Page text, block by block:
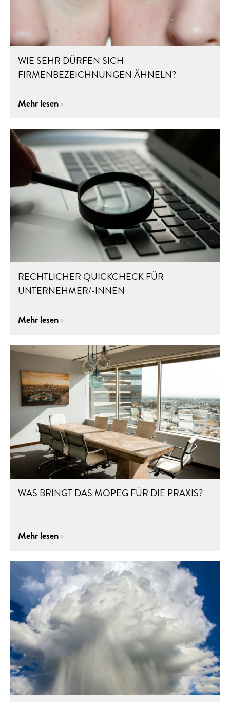
WIE SEHR DÜRFEN SICH
FIRMENBEZEICHNUNGEN ÄHNELN?
Mehr lesen
RECHTLICHER QUICKCHECK FÜR
UNTERNEHMER/-INNEN
Mehr lesen
WAS BRINGT DAS MOPEG FÜR DIE PRAXIS?
Mehr lesen